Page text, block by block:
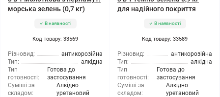
морська зелень (0,7 кг)
В наявності
Код товару: 33569
Різновид:
антикорозійна
Тип:
алкідна
Тип
готовності:
Готова до
застосування
Суміші за
складом:
Алкідно
уретановий
для надійного покриття
В наявності
Код товару: 33589
Різновид:
антикорозійна
Тип:
алкідна
Тип
готовності:
Готова до
застосування
Суміші за
складом:
Алкідно
уретановий